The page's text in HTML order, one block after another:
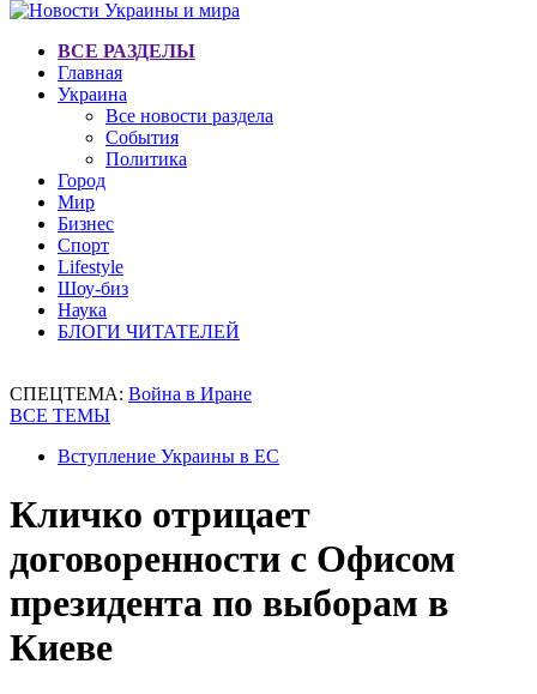
ВСЕ РАЗДЕЛЫ
Главная
Украина
Все новости раздела
События
Политика
Город
Мир
Бизнес
Спорт
Lifestyle
Шоу-биз
Наука
БЛОГИ ЧИТАТЕЛЕЙ
СПЕЦТЕМА: Война в Иране
ВСЕ ТЕМЫ
Вступление Украины в ЕС
Кличко отрицает
договоренности с Офисом
президента по выборам в
Киеве